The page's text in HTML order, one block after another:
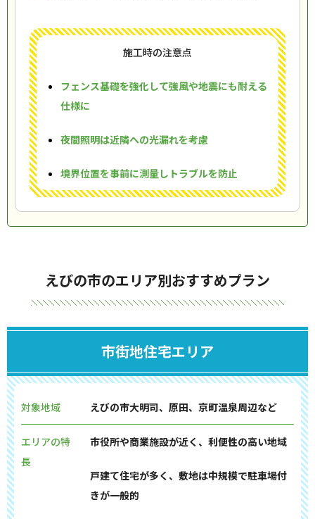
施工時の注意点
フェンス基礎を強化して強風や地震にも耐える
仕様に
夜間照明は近隣への光漏れを考慮
境界位置を事前に測量しトラブルを防止
えびの市のエリア別おすすめプラン
市街地住宅エリア
対象地域 えびの市大明司、原田、京町温泉周辺など
エリアの特
長
市役所や商業施設が近く、利便性の高い地域
戸建て住宅が多く、敷地は中規模で駐車場付
きが一般的